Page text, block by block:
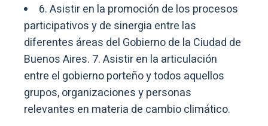
6. Asistir en la promoción de los procesos
participativos y de sinergia entre las
diferentes áreas del Gobierno de la Ciudad de
Buenos Aires. 7. Asistir en la articulación
entre el gobierno porteño y todos aquellos
grupos, organizaciones y personas
relevantes en materia de cambio climático.